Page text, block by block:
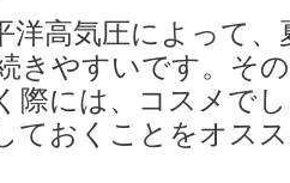
高気圧によって、
きやすいです。そ
際には、コスメで
ておくことをオス